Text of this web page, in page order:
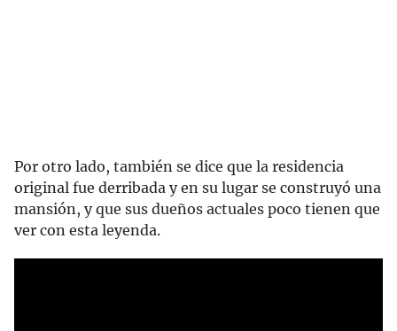
Por otro lado, también se dice que la residencia
original fue derribada y en su lugar se construyó una
mansión, y que sus dueños actuales poco tienen que
ver con esta leyenda.